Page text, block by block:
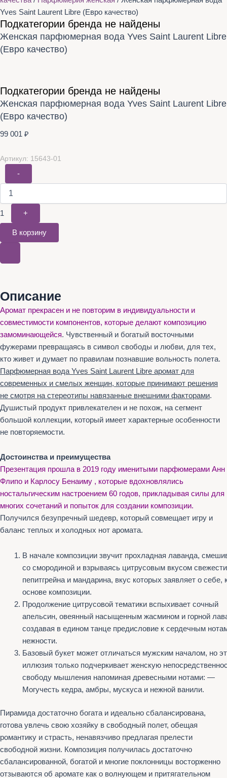
Yves Saint Laurent Libre (Евро качество)
Подкатегории бренда не найдены
Женская парфюмерная вода Yves Saint Laurent Libre
(Евро качество)
Подкатегории бренда не найдены
Женская парфюмерная вода Yves Saint Laurent Libre
(Евро качество)
99 001 ₽
Артикул: 15643-01
-
1 +
В корзину
Описание
Аромат прекрасен и не повторим в индивидуальности и
совместимости компонентов, которые делают композицию
замоминающейся. Чувственный и богатый восточными
фужерами превращаясь в символ свободы и любви, для тех,
кто живет и думает по правилам познавшие вольность полета.
Парфюмерная вода Yves Saint Laurent Librе аромат для
современных и смелых женщин, которые принимают решения
не смотря на стереотипы навязанные внешними факторами.
Душистый продукт привлекателен и не похож, на сегмент
большой коллекции, который имеет характерные особенности
не повторяемости.
Достоинства и преимущества
Презентация прошла в 2019 году именитыми парфюмерами Анн
Флипо и Карлосу Бенаиму , которые вдохновлялись
ностальгическим настроением 60 годов, прикладывая силы для
многих сочетаний и попыток для создании композиции.
Получился безупречный шедевр, который совмещает игру и
баланс теплых и холодных нот аромата.
В начале композиции звучит прохладная лаванда,
со смородиной и взрываясь цитрусовым вкусом свежести
пепитгрейна и мандарина, вкус которых заявляет о себе,
основе композиции.
Продолжение цитрусовой тематики вспыхивает сочный
апельсин, овеянный насыщенным жасмином и горной
создавая в едином танце предисловие к сердечным
нежности.
Базовый букет может отличаться мужским началом, но
иллюзия только подчеркивает женскую
свободу мышления напоминая древесными нотами: —
Могучесть кедра, амбры, мускуса и нежной ванили.
Пирамида достаточно богата и идеально сбалансирована,
готова увлечь свою хозяйку в свободный полет, обещая
романтику и страсть, ненавязчиво предлагая прелести
свободной жизни. Композиция получилась достаточно
сбалансированной, богатой и многие поклонницы восторженно
отзываются об аромате как о волнующем и притягательном